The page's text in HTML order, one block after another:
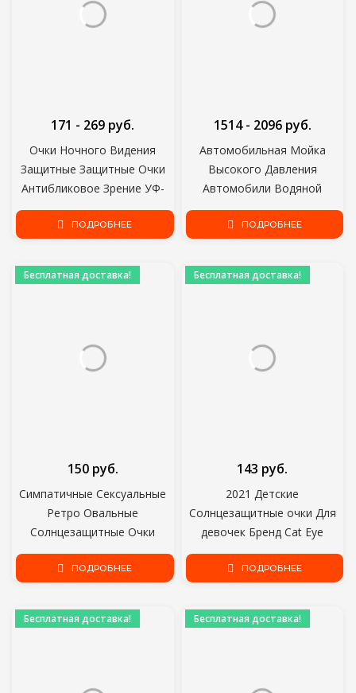
Очки Ночного Видения
Защитные Защитные Очки
Антибликовое Зрение УФ-
Защита Безопасность
Водителя Солнцезащитные
Аксессуары
171 - 269 руб.
ПОДРОБНЕЕ
Автомобильная Мойка
Высокого Давления
Автомобили Водяной
Пистолет Автомобильная
Химчистка Пистолет
Стиральные Аксессуары
Торнадо Чистящий
1514 - 2096 руб.
ПОДРОБНЕЕ
Бесплатная доставка!
Симпатичные Сексуальные
Ретро Овальные
Солнцезащитные Очки
Женщины Маленькие
Золотые Черные Старинные
Женские Красные Очки Для
Женщин Водительские Очки
150 руб.
ПОДРОБНЕЕ
Бесплатная доставка!
2021 Детские
Солнцезащитные очки Для
девочек Бренд Cat Eye
Детские Очки Для мальчиков
UV400 Линзы Детские
Милые Очки Оттенки Очки
Водителя
143 руб.
ПОДРОБНЕЕ
Бесплатная доставка! Бесплатная доставка!